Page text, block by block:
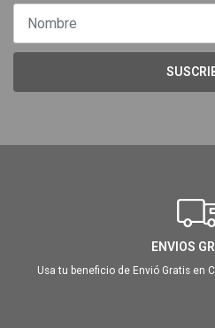
ENVIOS
Usa tu beneficio de Envió Gratis en